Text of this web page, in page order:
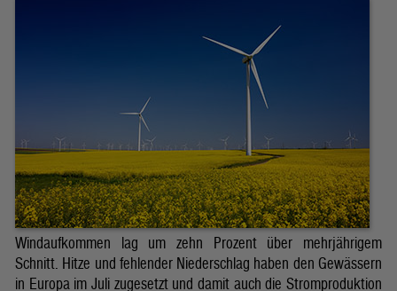
Windaufkommen lag um zehn Prozent über mehrjährigem
Schnitt. Hitze und fehlender Niederschlag haben den Gewässern
in Europa im Juli zugesetzt und damit auch die Stromproduktion